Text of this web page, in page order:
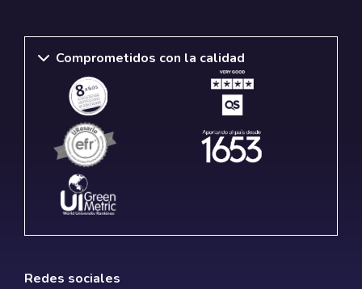
Comprometidos con la calidad
Redes sociales